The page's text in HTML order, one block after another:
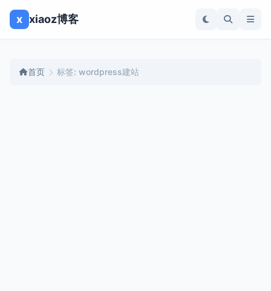
x xiaoz博客
首页 标签: wordpress建站